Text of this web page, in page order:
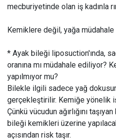
mecburiyetinde olan iş kadınla
Kemiklere değil, yağa müdahale
* Ayak bileği liposuction'ında,
oranına mı müdahale ediliyor?
yapılmıyor mu?
Bilekle ilgili sadece yağ
gerçekleştirilir. Kemiğe yönelik
Çünkü vücudun ağırlığını
bileği kemikleri üzerine
açısından risk taşır.